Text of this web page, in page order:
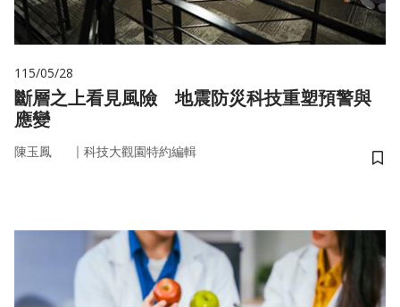
115/05/28
斷層之上看見風險 地震防災科技重塑預警與
應變
陳玉鳳 ｜ 科技大觀園特約編輯
儲